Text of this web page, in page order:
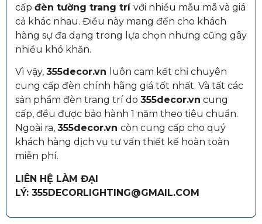
cấp đèn tường trang trí với nhiều mẫu mã và giá
cả khác nhau. Điều này mang đến cho khách
hàng sự đa dạng trong lựa chọn nhưng cũng gây
nhiều khó khăn.
Vì vậy, 355decor.vn
luôn cam kết chỉ chuyên
cung cấp đèn chính hãng giá tốt nhất. Và tất các
sản phẩm đèn trang trí do 355decor.vn cung
cấp, đều được bảo hành 1 năm theo tiêu chuẩn.
Ngoài ra, 355decor.vn còn cung cấp cho quý
khách hàng dịch vụ tư vấn thiết kế hoàn toàn
miễn phí.
LIÊN HỆ LÀM ĐẠI
LÝ: 355DECORLIGHTING@GMAIL.COM